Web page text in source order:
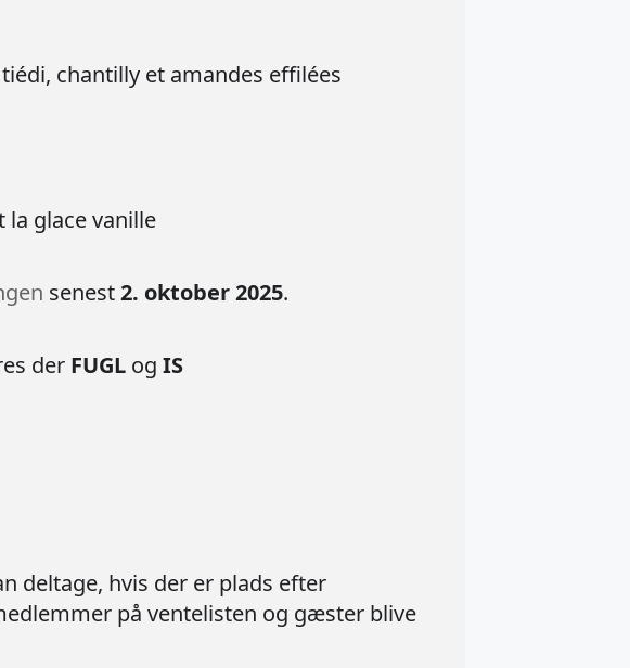
chantilly et amandes effilées
la glace vanille
senest2. oktober 2025.
der FUGL og IS
deltage, hvis der er plads efter
på ventelisten og gæster blive